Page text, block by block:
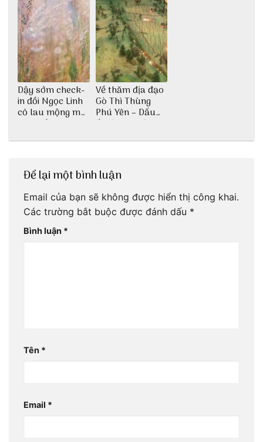
Dậy sớm check-
in đồi Ngọc Linh
cỏ lau mộng mơ
tại Huế nè bạn
Về thăm địa đạo
Gò Thì Thùng
Phú Yên – Dấu
ấn lịch sử còn
Để lại một bình luận
Email của bạn sẽ không được hiển thị công khai.
Các trường bắt buộc được đánh dấu *
Bình luận *
Tên *
Email *